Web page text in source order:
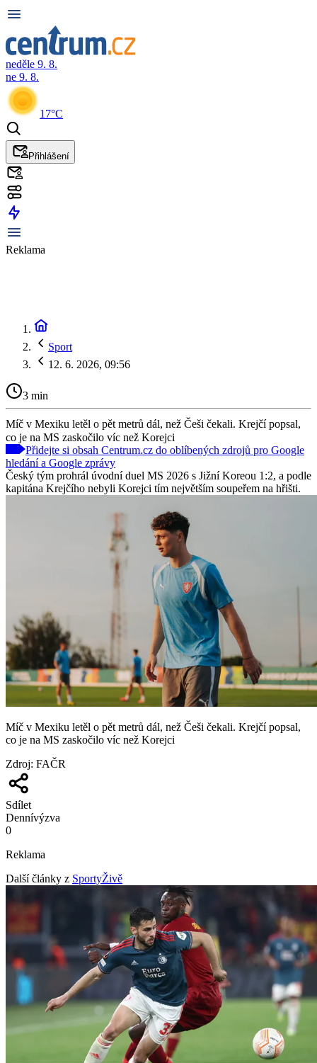
neděle 9. 8.
ne 9. 8.
17°C
Přihlášení
Reklama
Sport
12. 6. 2026, 09:56
3 min
Míč v Mexiku letěl o pět metrů dál, než Češi čekali. Krejčí popsal,
co je na MS zaskočilo víc než Korejci
Přidejte si obsah Centrum.cz do oblíbených zdrojů pro Google
hledání a Google zprávy
Český tým prohrál úvodní duel MS 2026 s Jižní Koreou 1:2, a podle
kapitána Krejčího nebyli Korejci tím největším soupeřem na hřišti.
Míč v Mexiku letěl o pět metrů dál, než Češi čekali. Krejčí popsal,
co je na MS zaskočilo víc než Korejci
Zdroj: FAČR
Sdílet
Dennívýzva
0
Reklama
Další články z SportyŽivě